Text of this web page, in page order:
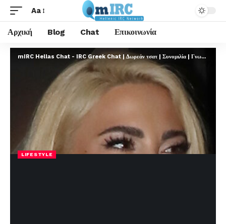
Aa
Αρχική Blog Chat Επικοινωνία
mIRC Hellas Chat - IRC Greek Chat | Δωρεάν τσατ | Συνομιλία | Γνωριμίες | FREE
LIFESTYLE